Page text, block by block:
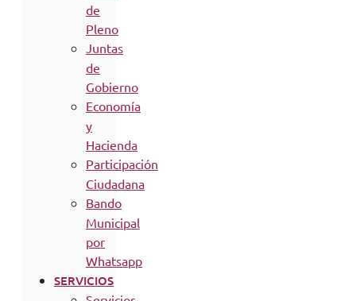
de
Pleno
Juntas
de
Gobierno
Economía
y
Hacienda
Participación
Ciudadana
Bando
Municipal
por
Whatsapp
SERVICIOS